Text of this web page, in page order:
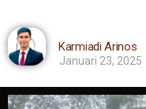
Karmiadi Arinos
Januari 23, 2025